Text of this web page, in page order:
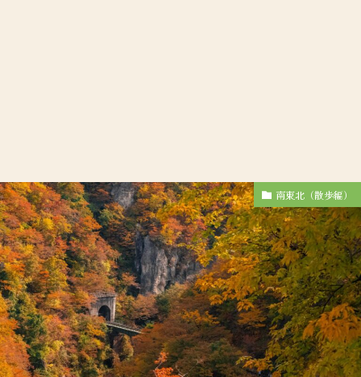
南東北（散歩編）